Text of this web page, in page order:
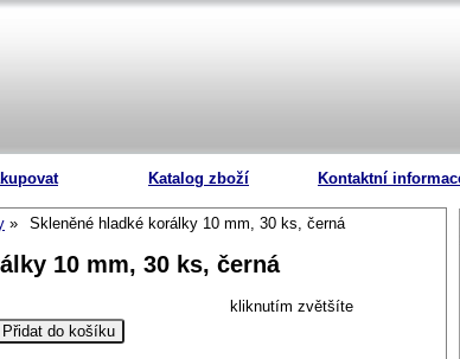
Katalog zboží Kontaktní
Skleněné hladké korálky 10 mm, 30 ks, černá
10 mm, 30 ks, černá
kliknutím zvětšíte